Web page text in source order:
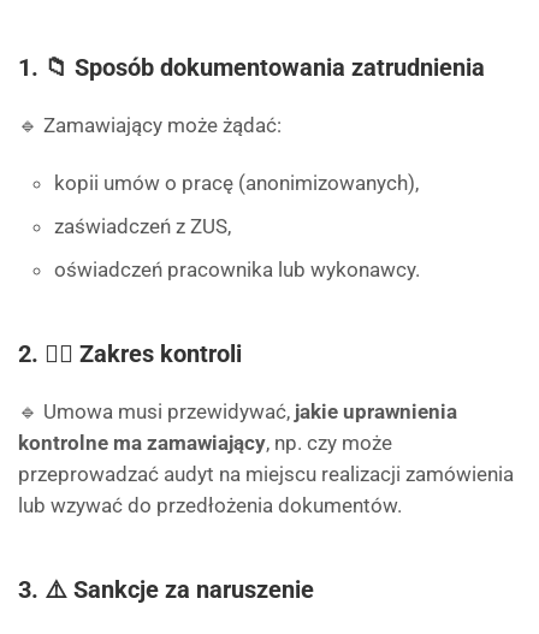
1. 📁 Sposób dokumentowania zatrudnienia
🔹 Zamawiający może żądać:
kopii umów o pracę (anonimizowanych),
zaświadczeń z ZUS,
oświadczeń pracownika lub wykonawcy.
2. 🕵️‍♂️ Zakres kontroli
🔹 Umowa musi przewidywać, jakie uprawnienia
kontrolne ma zamawiający, np. czy może
przeprowadzać audyt na miejscu realizacji zamówienia
lub wzywać do przedłożenia dokumentów.
3. ⚠️ Sankcje za naruszenie